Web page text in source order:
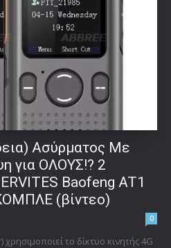
Ασύρματος Με
για ΟΛΟΥΣ!? 2
Baofeng AT1
(βίντεο)
0
το δίκτυο κινητής 4G